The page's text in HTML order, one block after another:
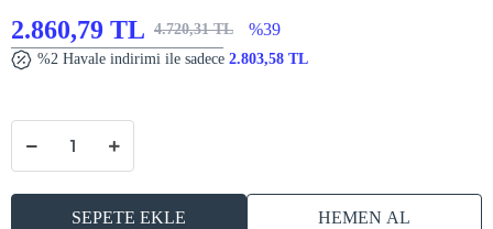
2.860,79 TL 4.720,31 TL %39
%2 Havale indirimi ile sadece 2.803,58 TL
SEPETE EKLE HEMEN AL